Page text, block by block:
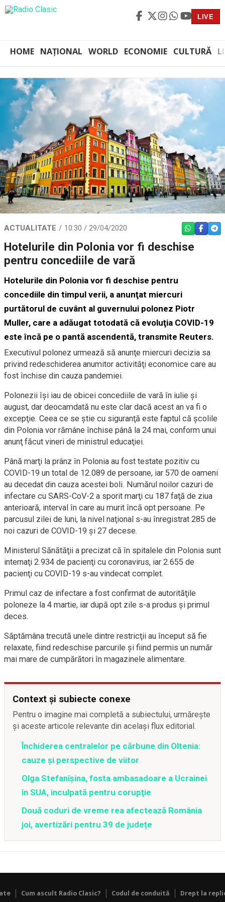
LIVE
HOME NAȚIONAL WORLD ECONOMIE CULTURĂ
ACTUALITATE 10:30 / 29/04/2020 WHATSAPP
Hotelurile din Polonia vor fi deschise
pentru concediile de vară
Hotelurile din Polonia vor fi deschise pentru
concediile din timpul verii, a anunţat miercuri
purtătorul de cuvânt al guvernului polonez Piotr
Muller, care a adăugat totodată că evoluţia COVID-19
este încă pe o pantă ascendentă, transmite Reuters.
Executivul polonez urmează să anunţe miercuri decizia sa
privind redeschiderea anumitor activităţi economice care au
fost închise din cauza pandemiei.
Polonezii îşi iau de obicei concediile de vară în iulie şi
august, dar deocamdată nu este clar dacă acest an va fi o
excepţie. Ceea ce se ştie cu siguranţă este faptul că şcolile
din Polonia vor rămâne închise până la 24 mai, conform unui
anunţ făcut vineri de ministrul educaţiei.
Până marţi la prânz în Polonia au fost testate pozitiv cu
COVID-19 un total de 12.089 de persoane, iar 570 de oameni
au decedat din cauza acestei boli. Numărul noilor cazuri de
infectare cu SARS-CoV-2 a sporit marţi cu 187 faţă de ziua
anterioară, interval în care au murit încă opt persoane. Pe
parcusul zilei de luni, la nivel naţional s-au înregistrat 285 de
noi cazuri de COVID-19 şi 27 decese.
Ministerul Sănătăţii a precizat că în spitalele din Polonia sunt
internaţi 2.934 de pacienţi cu coronavirus, iar 2.655 de
pacienţi cu COVID-19 s-au vindecat complet.
Primul caz de infectare a fost confirmat de autorităţile
poloneze la 4 martie, iar după opt zile s-a produs şi primul
deces.
Săptămâna trecută unele dintre restricţii au început să fie
relaxate, fiind redeschise parcurile şi fiind permis un număr
mai mare de cumpărători în magazinele alimentare.
Context și subiecte conexe
Pentru o imagine mai completă a subiectului, urmărește
și aceste articole relevante din același flux editorial.
Închiderea centralelor pe cărbune din Oltenia:
cauze și perspective de viitor
Olga Stefanîşina, fosta ambasadoare a Ucrainei
în SUA, inculpată pentru corupţie
Două coduri de vreme rea afectează România
joi, avertizări pentru 39 de județe
Cum ascult Radio Clasic? Codul de conduită Drept la